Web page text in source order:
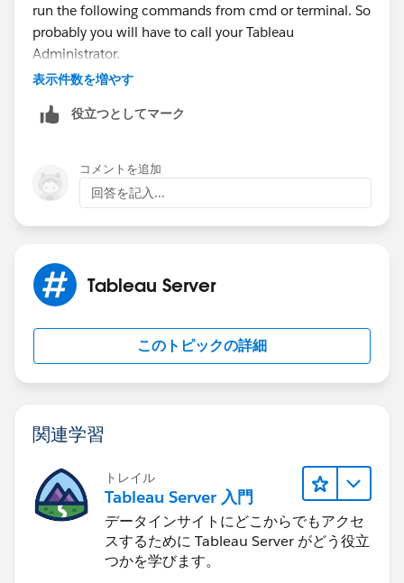
Do you know how should we download a Singapore
map offline image(may include the countries around)?
Kind Regards,
Zhang Yangyi
run the following commands from cmd or terminal. So
probably you will have to call your Tableau
Administrator.
vizqlserver.force_maps_to_offline
https://help.tableau.com/current/server/en-
us/install_air_gapped.htm#displaying-maps-in-an-
airgapped-environment
If this post resolves the question "Select as Best" or if it
assists in resolving the question, please "Upvote". This
and help community keep track of answered
questions. Thank you.
Diego
表示件数を増やす
役立つとしてマーク
コメントを追加
回答を記入...
Tableau Server
このトピックの詳細
関連学習
トレイル
Tableau Server 入門
データインサイトにどこからでもアクセ
スするために Tableau Server がどう役立
つかを学びます。